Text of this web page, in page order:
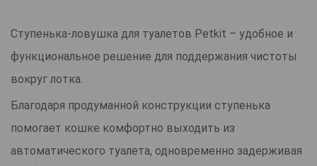
Ступенька-ловушка для туалетов Petkit – удобное и
функциональное решение для поддержания чистоты
вокруг лотка.
Благодаря продуманной конструкции ступенька
помогает кошке комфортно выходить из
автоматического туалета, одновременно задерживая